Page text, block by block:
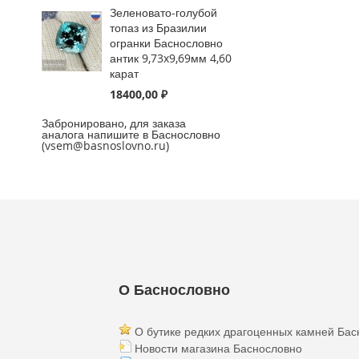
Зеленовато-голубой
топаз из Бразилии
огранки Баснословно
антик 9,73x9,69мм 4,60
карат
18400,00 ₽
Забронировано, для заказа
аналога напишите в Баснословно
(vsem@basnoslovno.ru)
О Баснословно
О бутике редких драгоценных камней
Новости магазина Баснословно